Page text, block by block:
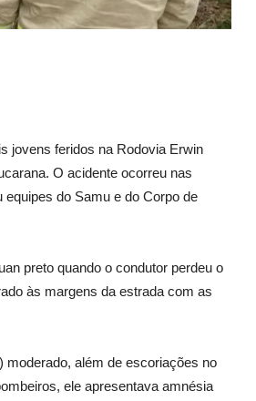
jovens feridos na Rodovia Erwin
O acidente ocorreu nas
do Samu e do Corpo de
preto quando o condutor perdeu o
às margens da estrada com as
além de escoriações no
ele apresentava amnésia